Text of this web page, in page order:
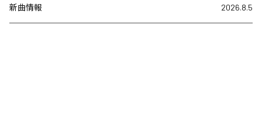
新曲情報 2026.8.5